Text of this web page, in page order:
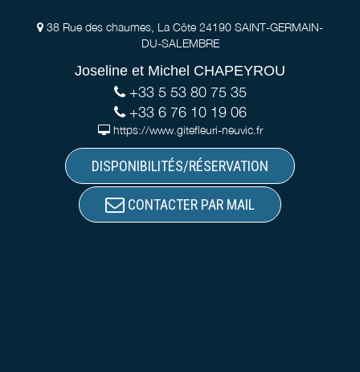
38 Rue des chaumes, La Côte 24190 SAINT-GERMAIN-
DU-SALEMBRE
Joseline et Michel CHAPEYROU
+33 5 53 80 75 35
+33 6 76 10 19 06
https://www.gitefleuri-neuvic.fr
DISPONIBILITÉS/RÉSERVATION
CONTACTER PAR MAIL